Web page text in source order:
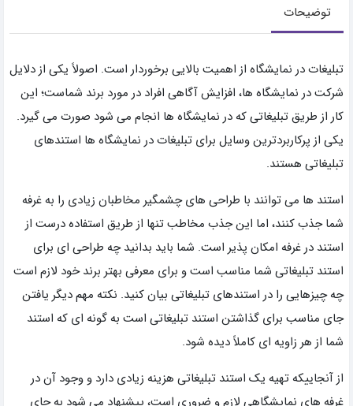
توضیحات
تبلیغات در نمایشگاه از اهمیت بالایی برخوردار است. اصولاً یکی از دلایل
شرکت در نمایشگاه ها، افزایش آگاهی افراد در مورد برند شماست؛ این
کار از طریق تبلیغاتی که در نمایشگاه ها انجام می شود صورت می گیرد.
یکی از پرکاربردترین وسایل برای تبلیغات در نمایشگاه ها استندهای
تبلیغاتی هستند.
استند ها می توانند با طراحی های چشمگیر مخاطبان زیادی را به غرفه
شما جذب کنند، اما این جذب مخاطب تنها از طریق استفاده درست از
استند در غرفه امکان پذیر است. شما باید بدانید چه طراحی ای برای
استند تبلیغاتی شما مناسب است و برای معرفی بهتر برند خود لازم است
چه چیزهایی را در استندهای تبلیغاتی بیان کنید. نکته مهم دیگر یافتن
جای مناسب برای گذاشتن استند تبلیغاتی است به گونه ای که استند
شما از هر زاویه ای کاملاً دیده شود.
از آنجاییکه تهیه یک استند تبلیغاتی هزینه زیادی دارد و وجود آن در
غرفه های نمایشگاهی لازم و ضروری است، پیشنهاد می شود به جای